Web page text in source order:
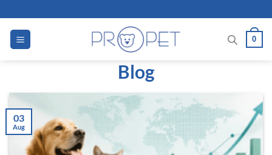
to
content
0
Blog
03
Aug